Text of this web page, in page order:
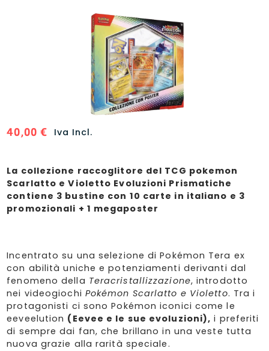
40,00€ Iva Incl.
La collezione raccoglitore del TCG pokemon
Scarlatto e Violetto Evoluzioni Prismatiche
contiene 3 bustine con 10 carte in italiano e 3
promozionali + 1 megaposter
Incentrato su una selezione di Pokémon Tera ex
con abilità uniche e potenziamenti derivanti dal
fenomeno della Teracristallizzazione, introdotto
nei videogiochi Pokémon Scarlatto e Violetto. Tra i
protagonisti ci sono Pokémon iconici come le
eeveelution (Eevee e le sue evoluzioni), i preferiti
di sempre dai fan, che brillano in una veste tutta
nuova grazie alla rarità speciale.